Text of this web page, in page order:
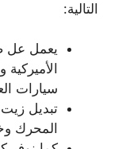
التالية:
يعمل عل
الأميركية
سيارات
تبديل
المحرك